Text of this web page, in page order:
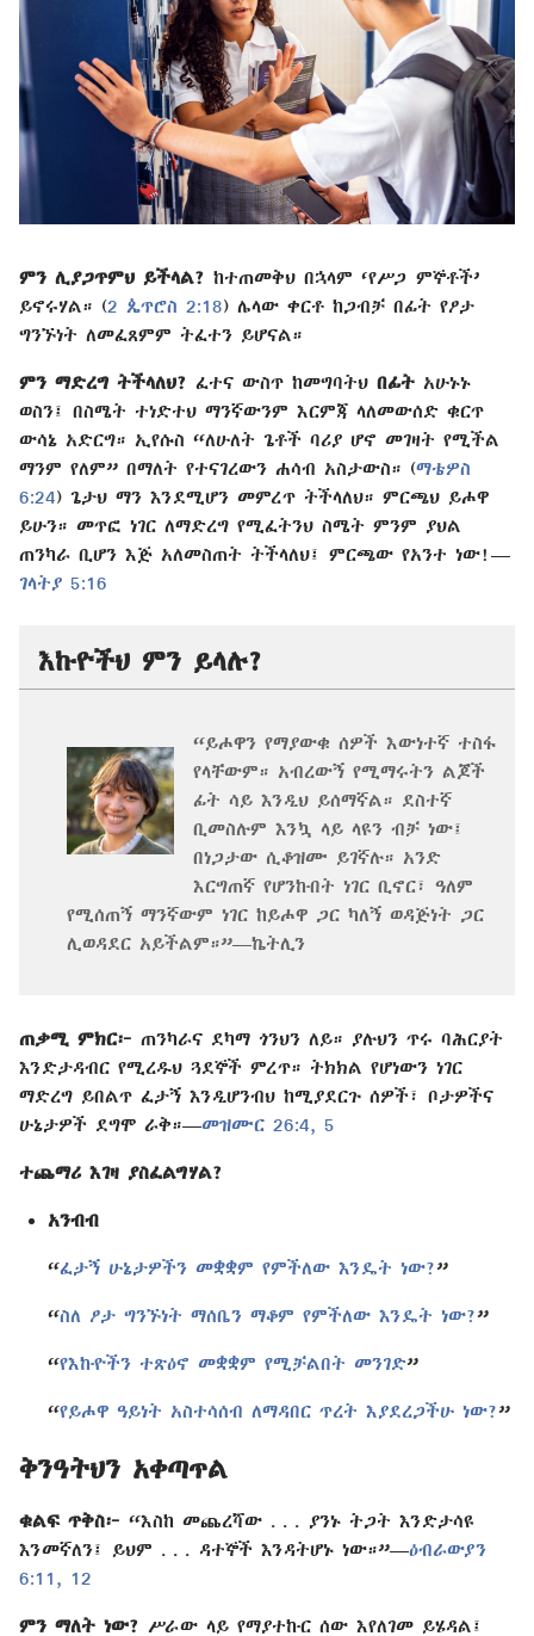
ምን ሊያጋጥምህ ይችላል? ከተጠመቅህ በኋላም ‘የሥጋ ምኞቶች’
ይኖሩሃል። (2 ጴጥሮስ 2:18) ሌላው ቀርቶ ከጋብቻ በፊት የፆታ
ግንኙነት ለመፈጸምም ትፈተን ይሆናል።
ምን ማድረግ ትችላለህ? ፈተና ውስጥ ከመግባትህ በፊት አሁኑኑ
ወስን፤ በስሜት ተነድተህ ማንኛውንም እርምጃ ላለመውሰድ ቁርጥ
ውሳኔ አድርግ። ኢየሱስ “ለሁለት ጌቶች ባሪያ ሆኖ መገዛት የሚችል
ማንም የለም” በማለት የተናገረውን ሐሳብ አስታውስ። (ማቴዎስ
6:24) ጌታህ ማን እንደሚሆን መምረጥ ትችላለህ። ምርጫህ ይሖዋ
ይሁን። መጥፎ ነገር ለማድረግ የሚፈትንህ ስሜት ምንም ያህል
ጠንካራ ቢሆን እጅ አለመስጠት ትችላለህ፤ ምርጫው የአንተ ነው!—
ገላትያ 5:16
እኩዮችህ ምን ይላሉ?
“ይሖዋን የማያውቁ ሰዎች እውነተኛ ተስፋ
የላቸውም። አብረውኝ የሚማሩትን ልጆች
ፊት ሳይ እንዲህ ይሰማኛል። ደስተኛ
ቢመስሉም እንኳ ላይ ላዩን ብቻ ነው፤
በነጋታው ሲቆዝሙ ይገኛሉ። አንድ
እርግጠኛ የሆንኩበት ነገር ቢኖር፣ ዓለም
የሚሰጠኝ ማንኛውም ነገር ከይሖዋ ጋር ካለኝ ወዳጅነት ጋር
ሊወዳደር አይችልም።”—ኬትሊን
ጠቃሚ ምክር፦ ጠንካራና ደካማ ጎንህን ለይ። ያሉህን ጥሩ ባሕርያት
እንድታዳብር የሚረዱህ ጓደኞች ምረጥ። ትክክል የሆነውን ነገር
ማድረግ ይበልጥ ፈታኝ እንዲሆንብህ ከሚያደርጉ ሰዎች፣ ቦታዎችና
ሁኔታዎች ደግሞ ራቅ።—መዝሙር 26:4, 5
ተጨማሪ እገዛ ያስፈልግሃል?
አንብብ
“ፈታኝ ሁኔታዎችን መቋቋም የምችለው እንዴት ነው?”
“ስለ ፆታ ግንኙነት ማሰቤን ማቆም የምችለው እንዴት ነው?”
“የእኩዮችን ተጽዕኖ መቋቋም የሚቻልበት መንገድ”
“የይሖዋ ዓይነት አስተሳሰብ ለማዳበር ጥረት እያደረጋችሁ ነው?”
ቅንዓትህን አቀጣጥል
ቁልፍ ጥቅስ፦ “እስከ መጨረሻው . . . ያንኑ ትጋት እንድታሳዩ
እንመኛለን፤ ይህም . . . ዳተኞች እንዳትሆኑ ነው።”—ዕብራውያን
6:11, 12
ምን ማለት ነው?
ሥራው ላይ የማያተኩር ሰው እየለገመ ይሄዳል፤